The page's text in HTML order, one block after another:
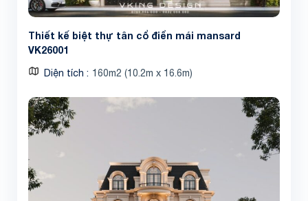
Thiết kế biệt thự tân cổ điển mái mansard
VK26001
Diện tích 160m2 (10.2m x 16.6m)